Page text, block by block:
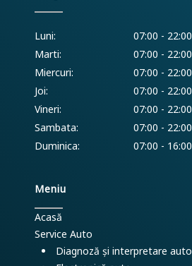
Luni:
07:00 - 22:00
Marti:
07:00 - 22:00
Miercuri:
07:00 - 22:00
Joi:
07:00 - 22:00
Vineri:
07:00 - 22:00
Sambata:
07:00 - 22:00
Duminica:
07:00 - 16:00
Meniu
Acasă
Service Auto
Diagnoză și interpretare auto